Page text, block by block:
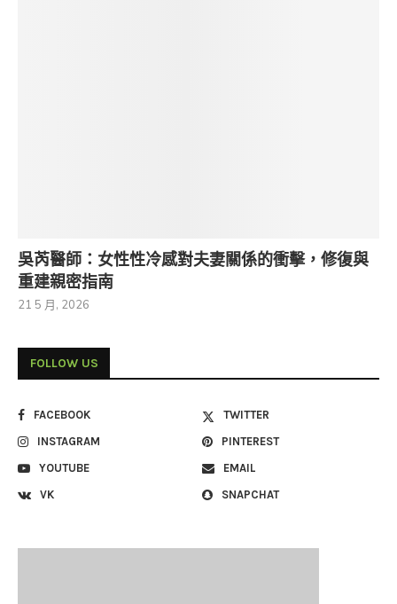
吳芮醫師：女性性冷感對夫妻關係的衝擊，修復與
重建親密指南
21 5 月, 2026
FOLLOW US
FACEBOOK
TWITTER
INSTAGRAM
PINTEREST
YOUTUBE
EMAIL
VK
SNAPCHAT